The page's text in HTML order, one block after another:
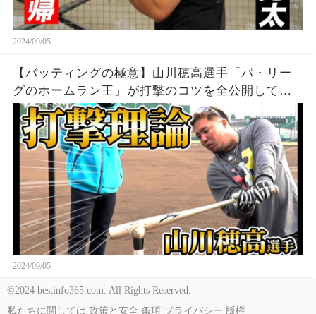
2024/09/05
【バッティングの極意】山川穂高選手「パ・リー
グのホームラン王」が打撃のコツを全公開してく
れました
2024/09/05
©2024 bestinfo365.com. All Rights Reserved.
私たちに関しては 政策と安全 条項 プライバシー 版権